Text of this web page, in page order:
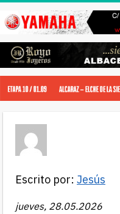
Escrito por: Jesús
jueves, 28.05.2026